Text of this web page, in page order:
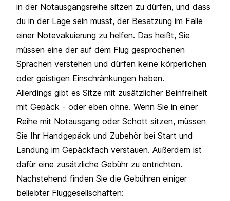
in der Notausgangsreihe sitzen zu dürfen, und dass
du in der Lage sein musst, der Besatzung im Falle
einer Notevakuierung zu helfen. Das heißt, Sie
müssen eine der auf dem Flug gesprochenen
Sprachen verstehen und dürfen keine körperlichen
oder geistigen Einschränkungen haben.
Allerdings gibt es Sitze mit zusätzlicher Beinfreiheit
mit Gepäck - oder eben ohne. Wenn Sie in einer
Reihe mit Notausgang oder Schott sitzen, müssen
Sie Ihr Handgepäck und Zubehör bei Start und
Landung im Gepäckfach verstauen. Außerdem ist
dafür eine zusätzliche Gebühr zu entrichten.
Nachstehend finden Sie die Gebühren einiger
beliebter Fluggesellschaften: